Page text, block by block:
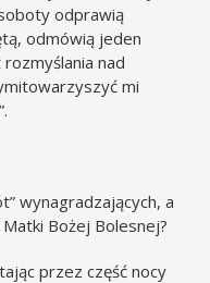
odprawią
odmówią jeden
nad
mi
wynagradzających, a
Bożej Bolesnej?
przez część nocy